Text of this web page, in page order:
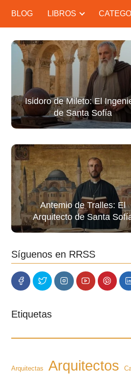
BLOG LIBROS
Isidoro de Mileto: El
de Santa Sofía
Antemio de Tralles: El
Arquitecto de Santa
Síguenos en RRSS
Etiquetas
Arquitectas Arquitectos